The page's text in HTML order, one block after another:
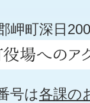
岬町深日
号は各課の